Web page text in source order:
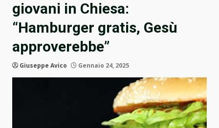
giovani in Chiesa:
“Hamburger gratis, Gesù
approverebbe”
Giuseppe Avico Gennaio 24, 2025